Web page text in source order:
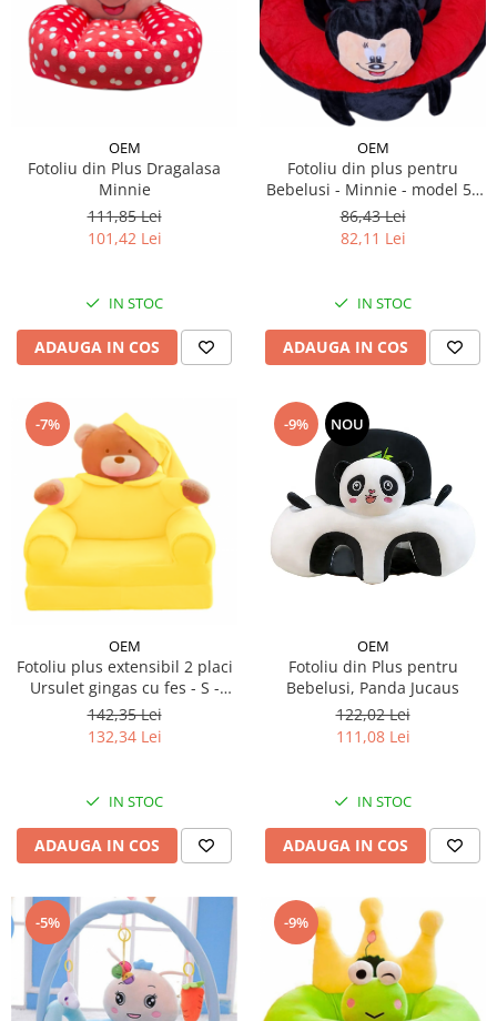
OEM
Fotoliu din Plus Dragalasa
Minnie
111,85 Lei
101,42 Lei
IN STOC
ADAUGA IN COS
OEM
Fotoliu din plus pentru
Bebelusi - Minnie - model 50
cm
86,43 Lei
82,11 Lei
IN STOC
ADAUGA IN COS
-7%
OEM
Fotoliu plus extensibil 2 placi
Ursulet gingas cu fes - S -
Galben
142,35 Lei
132,34 Lei
IN STOC
ADAUGA IN COS
-9% NOU
OEM
Fotoliu din Plus pentru
Bebelusi, Panda Jucaus
122,02 Lei
111,08 Lei
IN STOC
ADAUGA IN COS
-5% -9%